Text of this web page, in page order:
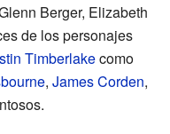
Berger, Elizabeth
de los personajes
Timberlakecomo
, James Corden,